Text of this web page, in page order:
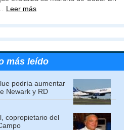
Leer más
más leído
podría aumentar
Newark y RD
copropietario del